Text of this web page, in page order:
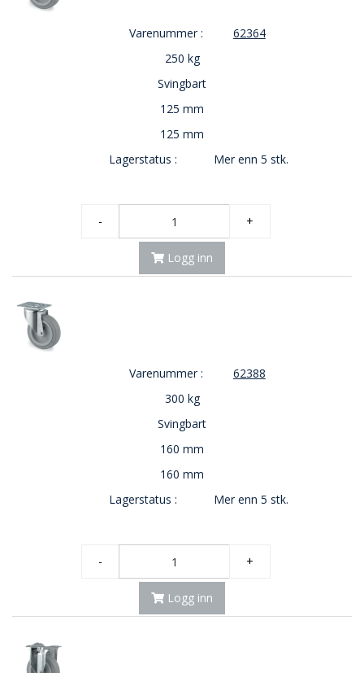
Varenummer :
62364
250 kg
Svingbart
125 mm
125 mm
Lagerstatus :
Mer enn 5 stk.
- +
Logg inn
Varenummer :
62388
300 kg
Svingbart
160 mm
160 mm
Lagerstatus :
Mer enn 5 stk.
- +
Logg inn